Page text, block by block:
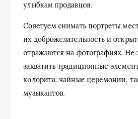
улыбкам продавцов.
Советуем снимать портреты
их доброжелательность и
отражаются на фотографиях. Не
захватить традиционные
колорита: чайные церемонии,
музыкантов.